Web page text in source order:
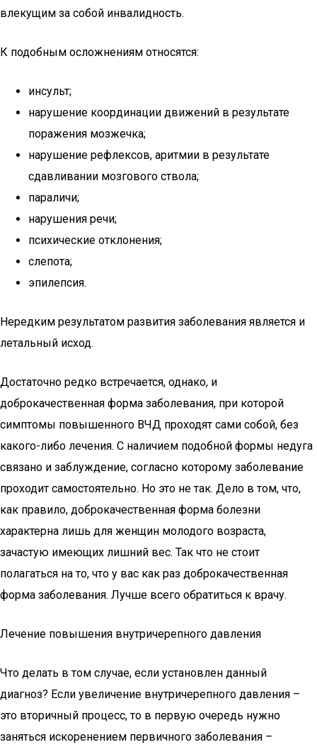
влекущим за собой инвалидность.
К подобным осложнениям относятся:
инсульт;
нарушение координации движений в результате
поражения мозжечка;
нарушение рефлексов, аритмии в результате
сдавливании мозгового ствола;
параличи;
нарушения речи;
психические отклонения;
слепота;
эпилепсия.
Нередким результатом развития заболевания является и
летальный исход.
Достаточно редко встречается, однако, и
доброкачественная форма заболевания, при которой
симптомы повышенного ВЧД проходят сами собой, без
какого-либо лечения. С наличием подобной формы недуга
связано и заблуждение, согласно которому заболевание
проходит самостоятельно. Но это не так. Дело в том, что,
как правило, доброкачественная форма болезни
характерна лишь для женщин молодого возраста,
зачастую имеющих лишний вес. Так что не стоит
полагаться на то, что у вас как раз доброкачественная
форма заболевания. Лучше всего обратиться к врачу.
Лечение повышения внутричерепного давления
Что делать в том случае, если установлен данный
диагноз? Если увеличение внутричерепного давления –
это вторичный процесс, то в первую очередь нужно
заняться искоренением первичного заболевания –